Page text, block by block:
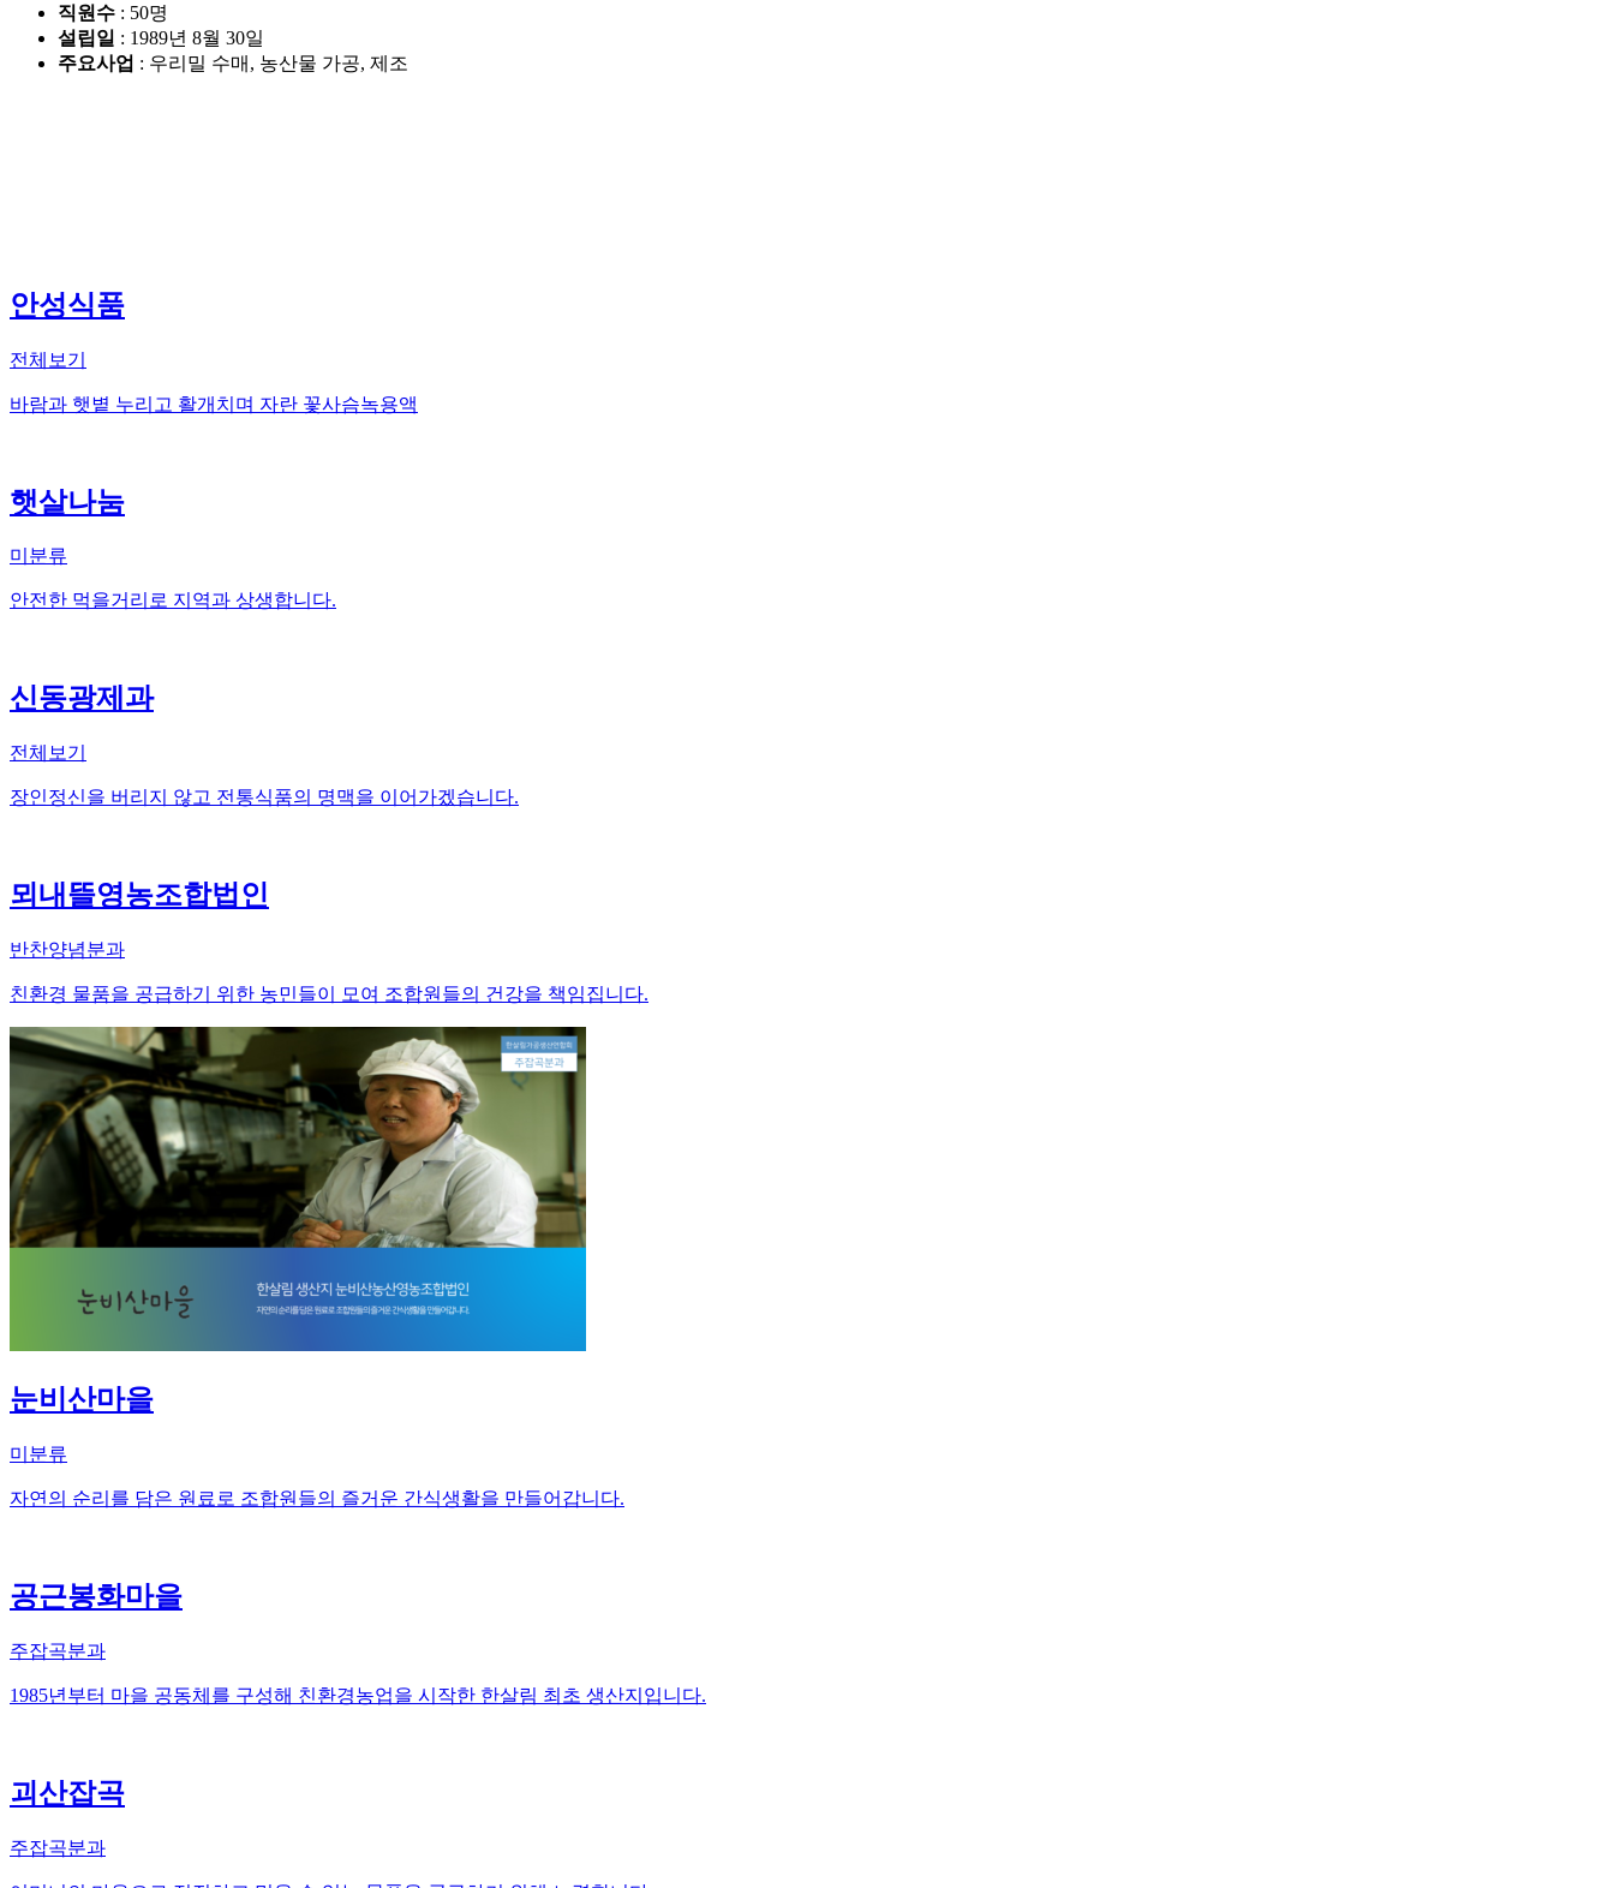
직원수 : 50명
설립일 : 1989년 8월 30일
주요사업 : 우리밀 수매, 농산물 가공, 제조
안성식품
전체보기
바람과 햇볕 누리고 활개치며 자란 꽃사슴녹용액
햇살나눔
미분류
안전한 먹을거리로 지역과 상생합니다.
신동광제과
전체보기
장인정신을 버리지 않고 전통식품의 명맥을 이어가겠습니다.
뫼내뜰영농조합법인
반찬양념분과
친환경 물품을 공급하기 위한 농민들이 모여 조합원들의 건강을 책임집니다.
눈비산마을
미분류
자연의 순리를 담은 원료로 조합원들의 즐거운 간식생활을 만들어갑니다.
공근봉화마을
주잡곡분과
1985년부터 마을 공동체를 구성해 친환경농업을 시작한 한살림 최초 생산지입니다.
괴산잡곡
주잡곡분과